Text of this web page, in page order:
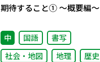
期待すること① ～概要編～
中 国語
書写
社会・地図
地理 歴史